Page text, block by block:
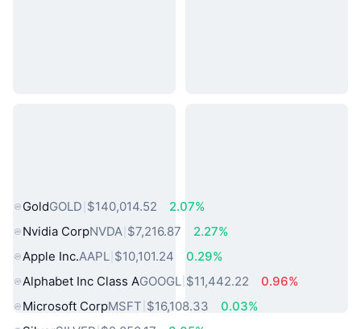
GoldGOLD $140,014.52
2.07%
Nvidia CorpNVDA $7,216.87
2.27%
Apple Inc.AAPL $10,101.24
0.29%
Alphabet Inc Class AGOOGL $11,442.22
0.96%
Microsoft CorpMSFT $16,108.33
0.03%